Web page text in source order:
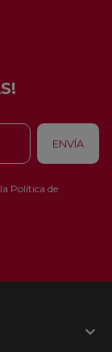
Política de
